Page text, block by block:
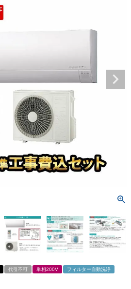
代引不可 単相200V
フィルター自動洗浄